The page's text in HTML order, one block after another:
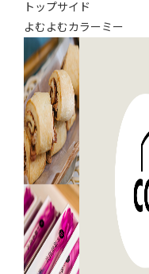
トップサイド
よむよむカラーミー